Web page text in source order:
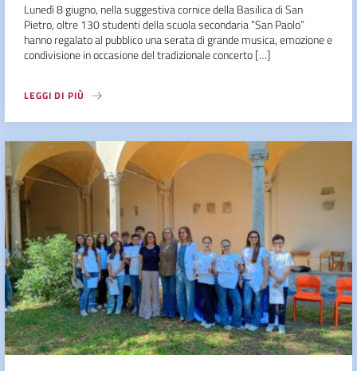
Lunedì 8 giugno, nella suggestiva cornice della Basilica di San
Pietro, oltre 130 studenti della scuola secondaria “San Paolo”
hanno regalato al pubblico una serata di grande musica, emozione e
condivisione in occasione del tradizionale concerto […]
LEGGI DI PIÙ